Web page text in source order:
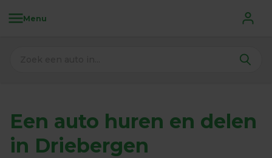
Menu
Een auto huren en delen
in Driebergen